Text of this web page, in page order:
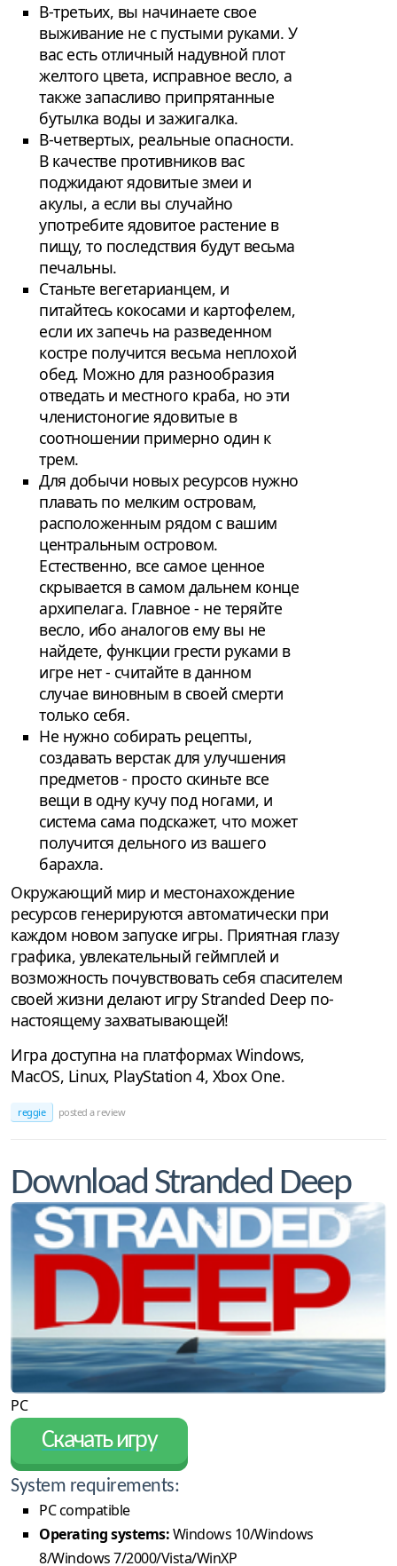
В-третьих, вы начинаете свое
выживание не с пустыми руками. У
вас есть отличный надувной плот
желтого цвета, исправное весло, а
также запасливо припрятанные
бутылка воды и зажигалка.
В-четвертых, реальные опасности.
В качестве противников вас
поджидают ядовитые змеи и
акулы, а если вы случайно
употребите ядовитое растение в
пищу, то последствия будут весьма
печальны.
Станьте вегетарианцем, и
питайтесь кокосами и картофелем,
если их запечь на разведенном
костре получится весьма неплохой
обед. Можно для разнообразия
отведать и местного краба, но эти
членистоногие ядовитые в
соотношении примерно один к
трем.
Для добычи новых ресурсов нужно
плавать по мелким островам,
расположенным рядом с вашим
центральным островом.
Естественно, все самое ценное
скрывается в самом дальнем конце
архипелага. Главное - не теряйте
весло, ибо аналогов ему вы не
найдете, функции грести руками в
игре нет - считайте в данном
случае виновным в своей смерти
только себя.
Не нужно собирать рецепты,
создавать верстак для улучшения
предметов - просто скиньте все
вещи в одну кучу под ногами, и
система сама подскажет, что может
получится дельного из вашего
барахла.
Окружающий мир и местонахождение
ресурсов генерируются автоматически при
каждом новом запуске игры. Приятная глазу
графика, увлекательный геймплей и
возможность почувствовать себя спасителем
своей жизни делают игру Stranded Deep по-
настоящему захватывающей!
Игра доступна на платформах Windows,
MacOS, Linux, PlayStation 4, Xbox One.
reggie posted a review
Download Stranded Deep
PC
Скачать игру
System requirements:
PC compatible
Operating systems:Windows 10/Windows
8/Windows 7/2000/Vista/WinXP